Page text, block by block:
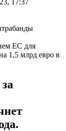
ЕС для
1,5 млрд евро в